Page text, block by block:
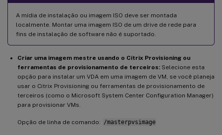
A mídia de instalação ou imagem ISO deve ser montada
localmente. Montar uma imagem ISO de um drive de rede para
fins de instalação de software não é suportado.
Criar uma imagem mestre usando o Citrix Provisioning ou
ferramentas de provisionamento de terceiros: Selecione esta
opção para instalar um VDA em uma imagem de VM, se você planeja
usar o Citrix Provisioning ou ferramentas de provisionamento de
terceiros (como o Microsoft System Center Configuration Manager)
para provisionar VMs.
Opção de linha de comando: /masterpvsimage